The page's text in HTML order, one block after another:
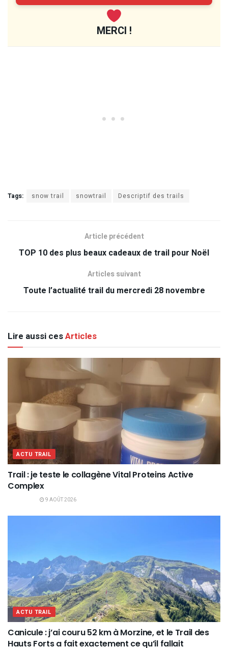
MERCI !
Tags: snow trail snowtrail Descriptif des trails
Article précédent
TOP 10 des plus beaux cadeaux de trail pour Noël
Articles suivant
Toute l’actualité trail du mercredi 28 novembre
Lire aussi cesArticles
ACTU TRAIL
Trail : je teste le collagène Vital Proteins Active
Complex
9 AOÛT 2026
ACTU TRAIL
Canicule : j’ai couru 52 km à Morzine, et le Trail des
Hauts Forts a fait exactement ce qu’il fallait